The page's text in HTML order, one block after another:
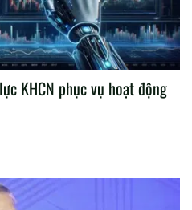
KHCN phục vụ hoạt động